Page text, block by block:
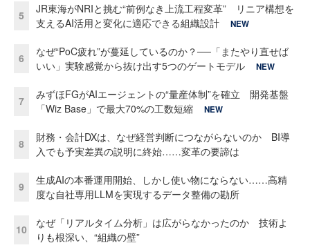
5
JR東海がNRIと挑む“前例なき上流工程変革” リニア構想を
支えるAI活用と変化に適応できる組織設計
NEW
6
なぜ“PoC疲れ”が蔓延しているのか？──「またやり直せば
いい」実験感覚から抜け出す5つのゲートモデル
NEW
7
みずほFGがAIエージェントの“量産体制”を確立 開発基盤
「Wiz Base」で最大70%の工数短縮
NEW
8
財務・会計DXは、なぜ経営判断につながらないのか BI導
入でも予実差異の説明に終始……変革の要諦は
9
生成AIの本番運用開始、しかし使い物にならない……高精
度な自社専用LLMを実現するデータ整備の勘所
10
なぜ「リアルタイム分析」は広がらなかったのか 技術よ
りも根深い、“組織の壁”